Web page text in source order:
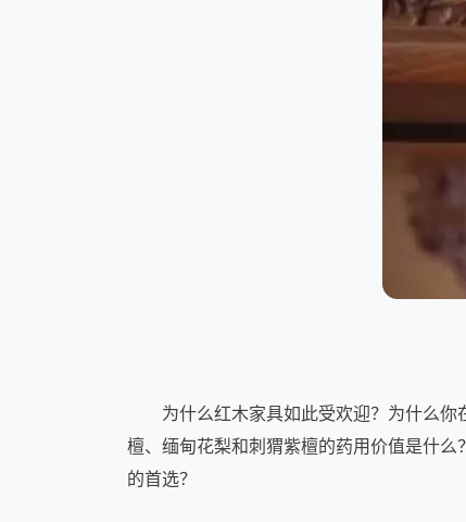
为什么红木家具如此受欢迎？为什么你
檀、缅甸花梨和刺猬紫檀的药用价值是什
的首选？